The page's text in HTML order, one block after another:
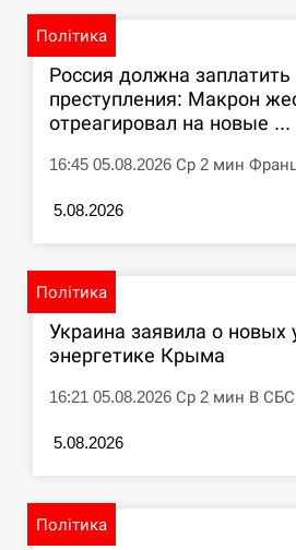
11:40
левиці
СЕРПЕНЬ
Россияне ударили
Політика
Россия должна заплатить
преступления: Макрон
отреагировал на новые ...
16:45 05.08.2026 Ср 2 мин
5.08.2026
Політика
Украина заявила о новых
энергетике Крыма
16:21 05.08.2026 Ср 2 мин В
5.08.2026
Політика